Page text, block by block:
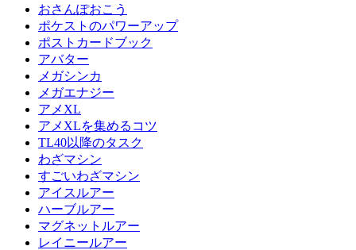
おさんぽおこう
ポケストのパワーアップ
ポストカードブック
アバター
メガシンカ
メガエナジー
アメXL
アメXLを集めるコツ
TL40以降のタスク
わざマシン
すごいわざマシン
アイスルアー
ハーブルアー
マグネットルアー
レイニールアー